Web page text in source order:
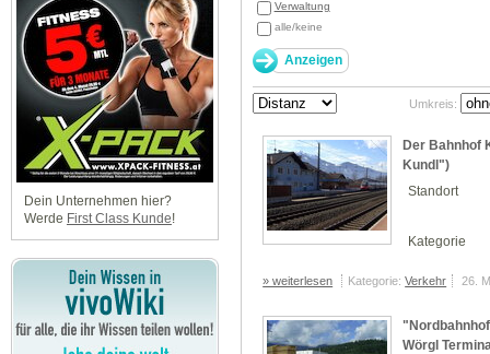
Dein Unternehmen hier?
Werde First Class Kunde!
Verwaltung
alle/keine
Umkreis:
Der Bahnhof
Kundl")
Standort
Kategorie
» weiterlesen Kategorie:Verkehr 26.
Wörgl